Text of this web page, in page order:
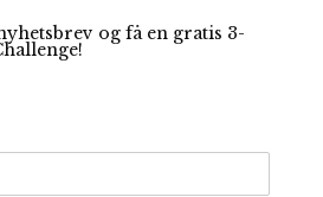
og få en gratis 3-